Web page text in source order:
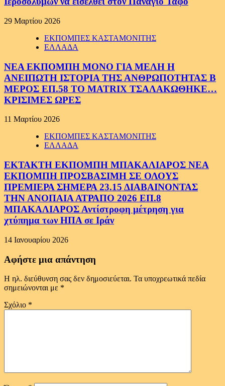
29 Μαρτίου 2026
ΕΚΠΟΜΠΕΣ ΚΑΣΤΑΜΟΝΙΤΗΣ
ΕΛΛΑΔΑ
ΝΕΑ ΕΚΠΟΜΠΗ ΜΟΝΟ ΓΙΑ ΜΕΛΗ Η
ΑΝΕΙΠΩΤΗ ΙΣΤΟΡΙΑ ΤΗΣ ΑΝΘΡΩΠΟΤΗΤΑΣ Β
ΜΕΡΟΣ ΕΠ.58 ΤΟ MATRIX ΤΣΑΛΑΚΩΘΗΚΕ…
ΚΡΙΣΙΜΕΣ ΩΡΕΣ
11 Μαρτίου 2026
ΕΚΠΟΜΠΕΣ ΚΑΣΤΑΜΟΝΙΤΗΣ
ΕΛΛΑΔΑ
ΕΚΤΑΚΤΗ ΕΚΠΟΜΠΗ ΜΠΑΚΑΛΙΑΡΟΣ ΝΕΑ
ΕΚΠΟΜΠΗ ΠΡΟΣΒΑΣΙΜΗ ΣΕ ΟΛΟΥΣ
ΠΡΕΜΙΕΡΑ ΣΗΜΕΡΑ 23.15 ΔΙΑΒΑΙΝΟΝΤΑΣ
ΤΗΝ ΑΝΟΠΑΙΑ ΑΤΡΑΠΟ 2026 ΕΠ.8
ΜΠΑΚΑΛΙΑΡΟΣ Αντίστροφη μέτρηση για
χτύπημα των ΗΠΑ σε Ιράν
14 Ιανουαρίου 2026
Αφήστε μια απάντηση
Η ηλ. διεύθυνση σας δεν δημοσιεύεται. Τα υποχρεωτικά πεδία
σημειώνονται με *
Σχόλιο *